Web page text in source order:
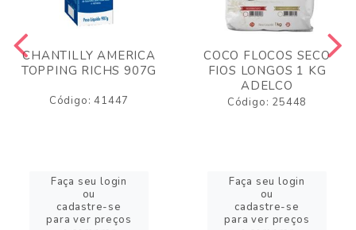
CHANTILLY AMERICA
TOPPING RICHS 907G
Código: 41447
Faça seu login
ou
cadastre-se
para ver preços
COCO FLOCOS SECO
FIOS LONGOS 1 KG
ADELCO
Código: 25448
Faça seu login
ou
cadastre-se
para ver preços